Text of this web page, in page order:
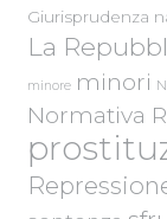
Giurisprudenza
La
minore minori
Normativa